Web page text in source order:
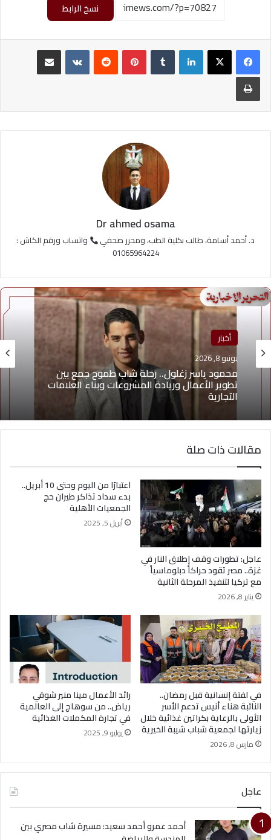
نسخ الرابط
لينكدإن بينتيريست
طباعة
Dr ahmed osama
د. أحمد أسامة، طالب بكلية الطب، ومحرر صحفي
واتساب ورقم الكاش :
01065964224
أخبار
يونيو 8, 2026
محمود ياسر زغلول.. رحلة شاب طموح جمع بين
تطوير الأعمال وريادة المشروعات وبناء العلامات
التجارية
مقالات ذات صلة
عاجل: تطورات وقف إطلاق النار في
غزة.. مصر تقود حراكاً دبلوماسياً
مع تركيا لتنفيذ المرحلة الثانية
يناير 8, 2026
اعتبارًا من اليوم وحتى 10 أبريل..
بدء سداد تذاكر طيران حج
الجمعيات الأهلية
أبريل 5, 2025
في لفتة إنسانية قبل رمضان..
النائبة هناء أنيس تدعم الأسر
الأولى بالرعاية بكراتين غذائية خلال
زيارتها لجمعية شباب شيبة الخيرية
مارس 8, 2026
رائد الأعمال مينا منير شوقي
رياض.. من سوهاج إلى العالمية
في تجارة المكملات الغذائية
يوليو 9, 2025
عاجل
أحمد عمرو أحمد سعيد: مسيرة شاب مصري بين